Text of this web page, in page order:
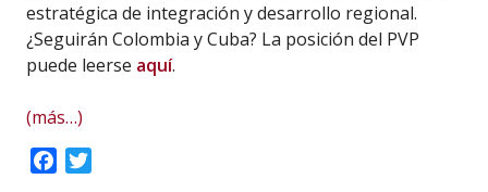
estratégica de integración y desarrollo regional.
¿Seguirán Colombia y Cuba? La posición del PVP
puede leerse aquí.
(más…)
Facebook